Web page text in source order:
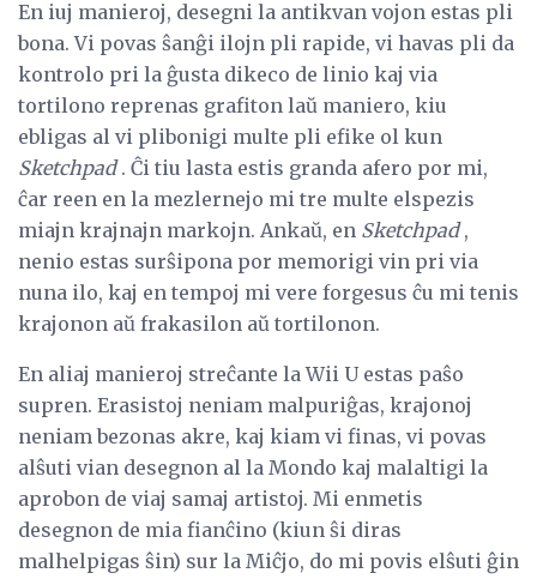
En iuj manieroj, desegni la antikvan vojon estas pli
bona. Vi povas ŝanĝi ilojn pli rapide, vi havas pli da
kontrolo pri la ĝusta dikeco de linio kaj via
tortilono reprenas grafiton laŭ maniero, kiu
ebligas al vi plibonigi multe pli efike ol kun
Sketchpad. Ĉi tiu lasta estis granda afero por mi,
ĉar reen en la mezlernejo mi tre multe elspezis
miajn krajnajn markojn. Ankaŭ, en Sketchpad,
nenio estas surŝipona por memorigi vin pri via
nuna ilo, kaj en tempoj mi vere forgesus ĉu mi tenis
krajonon aŭ frakasilon aŭ tortilonon.
En aliaj manieroj streĉante la Wii U estas paŝo
supren. Erasistoj neniam malpuriĝas, krajonoj
neniam bezonas akre, kaj kiam vi finas, vi povas
alŝuti vian desegnon al la Mondo kaj malaltigi la
aprobon de viaj samaj artistoj. Mi enmetis
desegnon de mia fianĉino (kiun ŝi diras
malhelpigas ŝin) sur la Miĉjo, do mi povis elŝuti ĝin